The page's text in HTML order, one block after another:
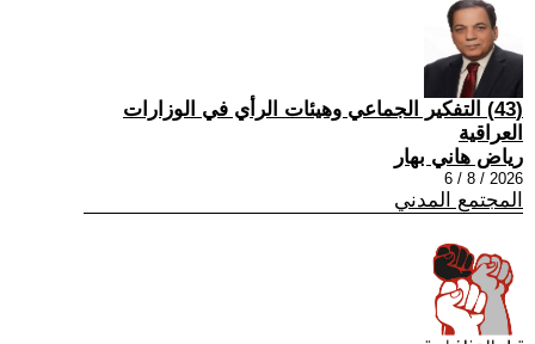
(43) التفكير الجماعي وهيئات الرأي في الوزارات
العراقية
رياض هاني بهار
2026 / 8 / 6
المجتمع المدني